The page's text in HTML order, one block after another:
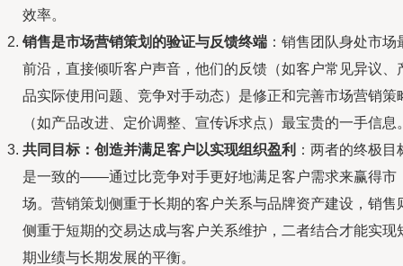
效率。
销售是市场营销策划的验证与反馈终端 ：销售团队身处市场
前沿，直接倾听客户声音，他们的反馈（如客户常见异议、
品实际使用问题、竞争对手动态）是修正和完善市场营销策
（如产品改进、定价调整、宣传诉求点）最宝贵的一手信息
共同目标：创造并满足客户以实现组织盈利 ：两者的终极目
是一致的——通过比竞争对手更好地满足客户需求来赢得市
场。营销策划侧重于长期的客户关系与品牌资产建设，销售
侧重于短期的交易达成与客户关系维护，二者结合才能实现
期业绩与长期发展的平衡。